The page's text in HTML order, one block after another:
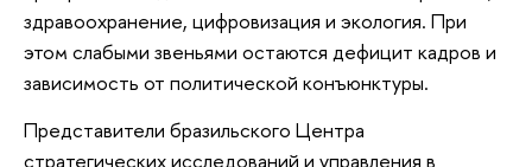
здравоохранение, цифровизация и экология. При
этом слабыми звеньями остаются дефицит кадров и
зависимость от политической конъюнктуры.
Представители бразильского Центра
стратегических исследований и управления в